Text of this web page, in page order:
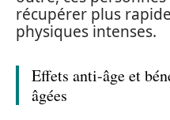
récupérer plus
physiques intenses.
Effets anti-âge et
âgées